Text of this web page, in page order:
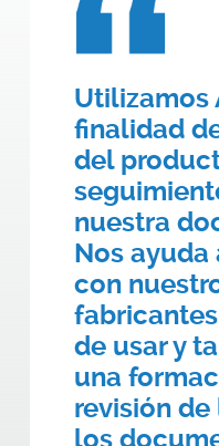
Utilizamos
finalidad
del
nuestra
Nos
con
de usar y
una
revisión
los